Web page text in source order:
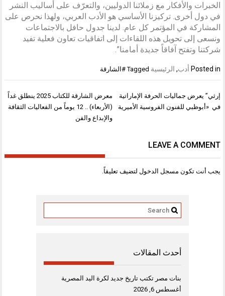
الخبرات والأفكار مع زملائنا الدوليين، والتعرّف على أساليب النشر
في دول أخرى. تركيزنا الأساسي هو الأدب العربي، ولهذا نحرص على
المشاركة في المؤتمر كل عام. لدينا جدول حافل بالاجتماعات
ونسعى إلى تحويل هذه اللقاءات إلى اتفاقيات تعاون فعلية تفيد
شركتنا وتفتح آفاقاً جديدة أمامنا”.
Posted in أدب, الرئيسية Tagged #الشارقة
تصفّح
المقالات
معرض الشارقة للكتاب 2025 ينطلق غداً
(الأربعاء) .. 12 يوماً من الفعاليات الثقافة
والإبداع والفن
إرثي” يعرض جماليات الحرفة الإماراتية
في «أبوظبي للفنون الفروسية الأميرية
LEAVE A COMMENT
يجب أنت تكون مسجل الدخول لتضيف تعليقاً.
أحدث المقالات
بنات مصر تكتب تاريخ جديد لكرة اليد المصرية
أغسطس 6, 2026